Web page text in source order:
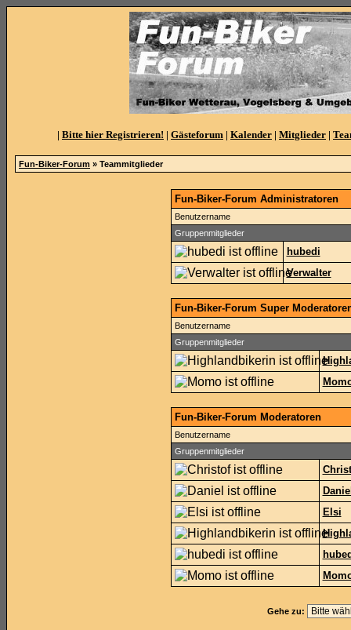
| Bitte hier Registrieren! | Gästeforum | Kalender | Mitglieder |
Fun-Biker-Forum » Teammitglieder
Fun-Biker-Forum Administratoren
Benutzername
Gruppenmitglieder
hubedi
Verwalter
Fun-Biker-Forum Super
Benutzername
Gruppenmitglieder
Fun-Biker-Forum Moderatoren
Benutzername
Gruppenmitglieder
Elsi
Gehe zu: